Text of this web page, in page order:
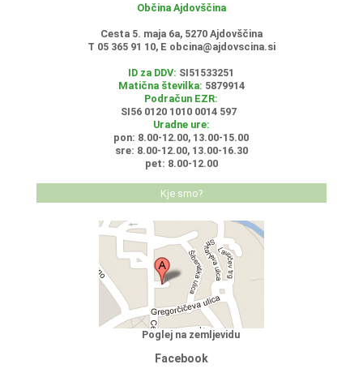
Občina Ajdovščina
Cesta 5. maja 6a, 5270 Ajdovščina
T 05 365 91 10, E obcina@ajdovscina.si
ID za DDV: SI51533251
Matična številka: 5879914
Podračun EZR:
SI56 0120 1010 0014 597
Uradne ure:
pon: 8.00-12.00, 13.00-15.00
sre: 8.00-12.00, 13.00-16.30
pet: 8.00-12.00
Kje smo?
Poglej na zemljevidu
Facebook